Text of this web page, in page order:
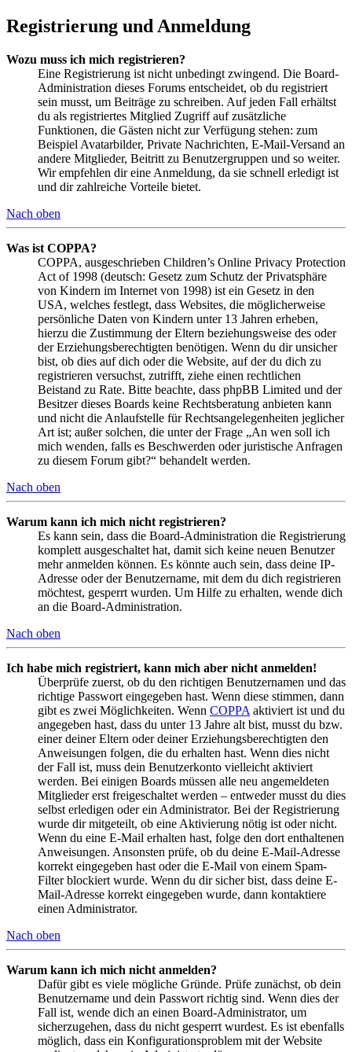
Registrierung und Anmeldung
Wozu muss ich mich registrieren?
Eine Registrierung ist nicht unbedingt zwingend. Die Board-
Administration dieses Forums entscheidet, ob du registriert
sein musst, um Beiträge zu schreiben. Auf jeden Fall erhältst
du als registriertes Mitglied Zugriff auf zusätzliche
Funktionen, die Gästen nicht zur Verfügung stehen: zum
Beispiel Avatarbilder, Private Nachrichten, E-Mail-Versand an
andere Mitglieder, Beitritt zu Benutzergruppen und so weiter.
Wir empfehlen dir eine Anmeldung, da sie schnell erledigt ist
und dir zahlreiche Vorteile bietet.
Nach oben
Was ist COPPA?
COPPA, ausgeschrieben Children’s Online Privacy Protection
Act of 1998 (deutsch: Gesetz zum Schutz der Privatsphäre
von Kindern im Internet von 1998) ist ein Gesetz in den
USA, welches festlegt, dass Websites, die möglicherweise
persönliche Daten von Kindern unter 13 Jahren erheben,
hierzu die Zustimmung der Eltern beziehungsweise des oder
der Erziehungsberechtigten benötigen. Wenn du dir unsicher
bist, ob dies auf dich oder die Website, auf der du dich zu
registrieren versuchst, zutrifft, ziehe einen rechtlichen
Beistand zu Rate. Bitte beachte, dass phpBB Limited und der
Besitzer dieses Boards keine Rechtsberatung anbieten kann
und nicht die Anlaufstelle für Rechtsangelegenheiten jeglicher
Art ist; außer solchen, die unter der Frage „An wen soll ich
mich wenden, falls es Beschwerden oder juristische Anfragen
zu diesem Forum gibt?“ behandelt werden.
Nach oben
Warum kann ich mich nicht registrieren?
Es kann sein, dass die Board-Administration die Registrierung
komplett ausgeschaltet hat, damit sich keine neuen Benutzer
mehr anmelden können. Es könnte auch sein, dass deine IP-
Adresse oder der Benutzername, mit dem du dich registrieren
möchtest, gesperrt wurden. Um Hilfe zu erhalten, wende dich
an die Board-Administration.
Nach oben
Ich habe mich registriert, kann mich aber nicht anmelden!
Überprüfe zuerst, ob du den richtigen Benutzernamen und das
richtige Passwort eingegeben hast. Wenn diese stimmen, dann
gibt es zwei Möglichkeiten. Wenn COPPA aktiviert ist und du
angegeben hast, dass du unter 13 Jahre alt bist, musst du bzw.
einer deiner Eltern oder deiner Erziehungsberechtigten den
Anweisungen folgen, die du erhalten hast. Wenn dies nicht
der Fall ist, muss dein Benutzerkonto vielleicht aktiviert
werden. Bei einigen Boards müssen alle neu angemeldeten
Mitglieder erst freigeschaltet werden – entweder musst du dies
selbst erledigen oder ein Administrator. Bei der Registrierung
wurde dir mitgeteilt, ob eine Aktivierung nötig ist oder nicht.
Wenn du eine E-Mail erhalten hast, folge den dort enthaltenen
Anweisungen. Ansonsten prüfe, ob du deine E-Mail-Adresse
korrekt eingegeben hast oder die E-Mail von einem Spam-
Filter blockiert wurde. Wenn du dir sicher bist, dass deine E-
Mail-Adresse korrekt eingegeben wurde, dann kontaktiere
einen Administrator.
Nach oben
Warum kann ich mich nicht anmelden?
Dafür gibt es viele mögliche Gründe. Prüfe zunächst, ob dein
Benutzername und dein Passwort richtig sind. Wenn dies der
Fall ist, wende dich an einen Board-Administrator, um
sicherzugehen, dass du nicht gesperrt wurdest. Es ist ebenfalls
möglich, dass ein Konfigurationsproblem mit der Website